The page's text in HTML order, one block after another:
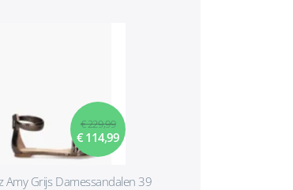
€ 229,99
€ 114,99
Amy Grijs Damessandalen 39